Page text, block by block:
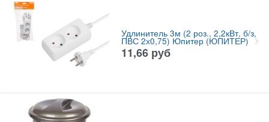
Удлинитель 3м (2 роз., 2,2кВт, б/з,
ПВС 2х0,75) Юпитер (ЮПИТЕР)
11,66 руб